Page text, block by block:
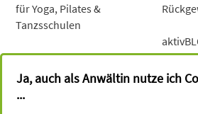
Ja, auch als Anwältin nutze ich
...
für Yoga, Pilates &
Tanzsschulen
für Mind-Coaches &
Gesundheitsberater